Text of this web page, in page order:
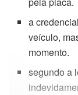
a
veículo,
momento.
segundo a